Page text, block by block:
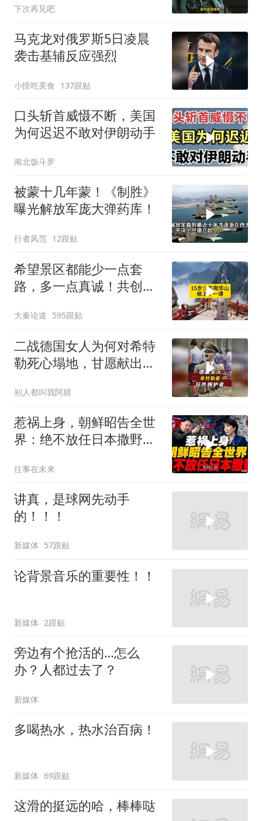
下次再见吧
马克龙对俄罗斯5日凌晨
袭击基辅反应强烈
小怪吃美食 137跟贴
口头斩首威慑不断，美国
为何迟迟不敢对伊朗动手
南北饭斗罗
被蒙十几年蒙！《制胜》
曝光解放军庞大弹药库！
行者风范 12跟贴
希望景区都能少一点套
路，多一点真诚！共创良
大秦论道 595跟贴
二战德国女人为何对希特
勒死心塌地，甘愿献出一
别人都叫我阿腈
惹祸上身，朝鲜昭告全世
界：绝不放任日本撒野！
往事在未来
讲真，是球网先动手
的！！！
新媒体 57跟贴
论背景音乐的重要性！！
新媒体 2跟贴
旁边有个抢活的…怎么
办？人都过去了？
新媒体
多喝热水，热水治百病！
新媒体 69跟贴
这滑的挺远的哈，棒棒哒